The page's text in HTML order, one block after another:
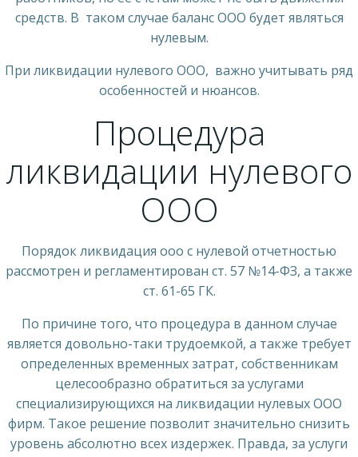
средств. В таком случае баланс ООО будет являться
нулевым.
При ликвидации нулевого ООО, важно учитывать ряд
особенностей и нюансов.
Процедура
ликвидации нулевого
ООО
Порядок ликвидация ооо с нулевой отчетностью
рассмотрен и регламентирован ст. 57 №14-ФЗ, а также
ст. 61-65 ГК.
По причине того, что процедура в данном случае
является довольно-таки трудоемкой, а также требует
определенных временных затрат, собственникам
целесообразно обратиться за услугами
специализирующихся на ликвидации нулевых ООО
фирм. Такое решение позволит значительно снизить
уровень абсолютно всех издержек. Правда, за услуги